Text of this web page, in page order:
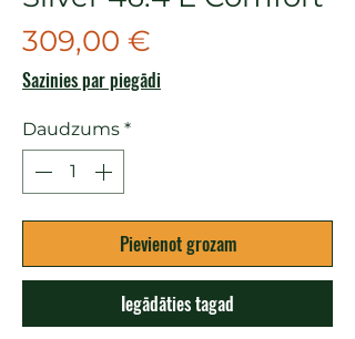
309,00 €
Sazinies par piegādi
Daudzums *
Pievienot grozam
Iegādāties tagad